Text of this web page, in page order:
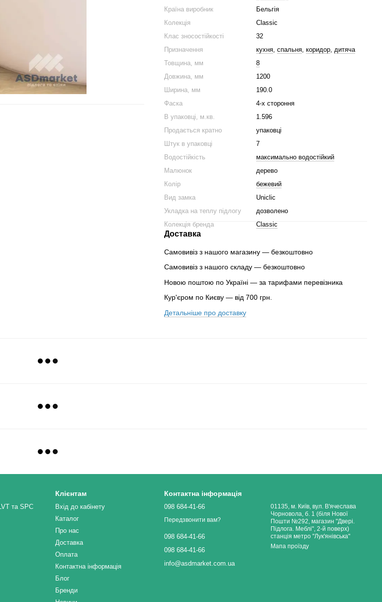
Країна виробник
Бельгія
Колекція
Classic ​​​​​​​
Клас зносостійкості
32
Призначення
кухня, спальня, коридор, дитяча
Товщина, мм
8
Довжина, мм
1200
Ширина, мм
190.0
Фаска
4-х стороння
В упаковці, м.кв.
1.596
Продається кратно
упаковці
Штук в упаковці
7
Водостійкість
максимально водостійкий
Малюнок
дерево
Колір
бежевий
Вид замка
Uniclic
Укладка на теплу підлогу
дозволено
Колекція бренда
Classic
Доставка
Самовивіз з нашого магазину — безкоштовно
Самовивіз з нашого складу — безкоштовно
Новою поштою по Україні — за тарифами перевізника
Кур'єром по Києву — від 700 грн.
Детальніше про доставку
та SPC
Клієнтам
Вхід до кабінету
Каталог
Про нас
Доставка
Оплата
Контактна інформація
Блог
Бренди
Контактна інформація
098 684-41-66
Передзвонити вам?
098 684-41-66
098 684-41-66
info@asdmarket.com.ua
01135, м. Київ, вул. В'ячеслава
Чорновола, б. 1 (біля Нової
Пошти №292, магазин "Двері.
Підлога. Меблі", 2-й поверх)
станція метро "Лук'янівська"
Мапа проїзду